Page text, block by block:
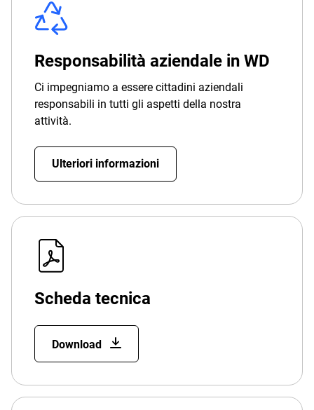
Responsabilità aziendale in WD
Ci impegniamo a essere cittadini aziendali
responsabili in tutti gli aspetti della nostra
attività.
Ulteriori informazioni
Scheda tecnica
Download